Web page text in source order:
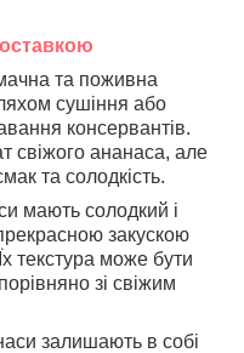
та поживна
сушіння або
консервантів.
свіжого ананаса, але
та солодкість.
мають солодкий і
закускою
текстура може бути
зі свіжим
залишають в собі